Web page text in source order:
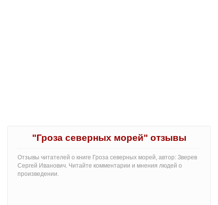
"Гроза северных морей" отзывы
Отзывы читателей о книге Гроза северных морей, автор: Зверев
Сергей Иванович. Читайте комментарии и мнения людей о
произведении.